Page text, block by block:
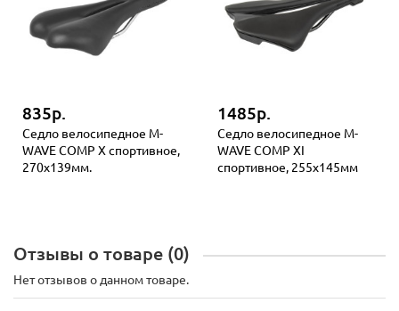
835р.
Седло велосипедное M-
WAVE COMP X спортивное,
270х139мм.
1485р.
Седло велосипедное M-
WAVE COMP XI
спортивное, 255х145мм
Отзывы о товаре (0)
Нет отзывов о данном товаре.